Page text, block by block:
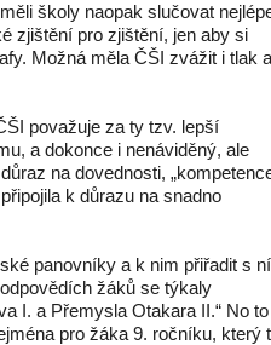
školy naopak slučovat
zjištění pro zjištění, jen aby si
Možná měla ČŠI zvážit i tlak a
považuje za ty tzv. lepší
a dokonce i nenáviděný, ale
na dovednosti,
k důrazu na snadno
panovníky a k nim přiřadit s
žáků se týkaly
I. a Přemysla Otakara II.“ No
pro žáka 9. ročníku, který